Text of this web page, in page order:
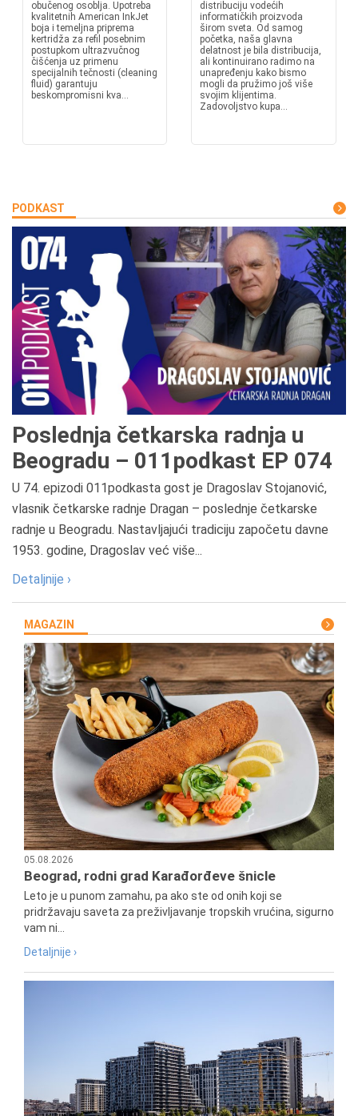
obučenog osoblja. Upotreba
kvalitetnih American InkJet
boja i temeljna priprema
kertridža za refil posebnim
postupkom ultrazvučnog
čišćenja uz primenu
specijalnih tečnosti (cleaning
fluid) garantuju
beskompromisni kva...
distribuciju vodećih
informatičkih proizvoda
širom sveta. Od samog
početka, naša glavna
delatnost je bila distribucija,
ali kontinuirano radimo na
unapređenju kako bismo
mogli da pružimo još više
svojim klijentima.
Zadovoljstvo kupa...
PODKAST
Poslednja četkarska radnja u
Beogradu – 011podkast EP 074
U 74. epizodi 011podkasta gost je Dragoslav Stojanović,
vlasnik četkarske radnje Dragan – poslednje četkarske
radnje u Beogradu. Nastavljajući tradiciju započetu davne
1953. godine, Dragoslav već više...
Detaljnije ›
MAGAZIN
05.08.2026
Beograd, rodni grad Karađorđeve šnicle
Leto je u punom zamahu, pa ako ste od onih koji se
pridržavaju saveta za preživljavanje tropskih vrućina, sigurno
vam ni...
Detaljnije ›